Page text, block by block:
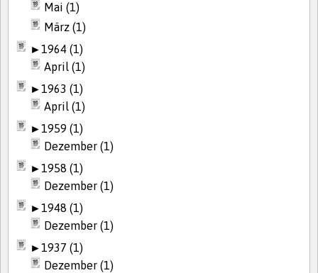
Mai (1)
März (1)
►1964 (1)
April (1)
►1963 (1)
April (1)
►1959 (1)
Dezember (1)
►1958 (1)
Dezember (1)
►1948 (1)
Dezember (1)
►1937 (1)
Dezember (1)